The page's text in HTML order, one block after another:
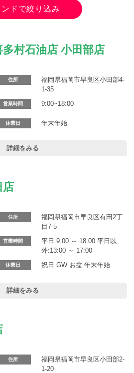
ンドで絞り込み
多村石油店 小田部店
住所
福岡県福岡市早良区小田部4-
1-35
営業時間 9:00~18:00
休業日 年末年始
詳細をみる
店
住所
福岡県福岡市早良区有田2丁
目7-5
営業時間
平日:9:00 ～ 18:00 平日以
外:13:00 ～ 17:00
休業日 祝日 GW お盆 年末年始
詳細をみる
住所
福岡県福岡市早良区小田部2-
1-20